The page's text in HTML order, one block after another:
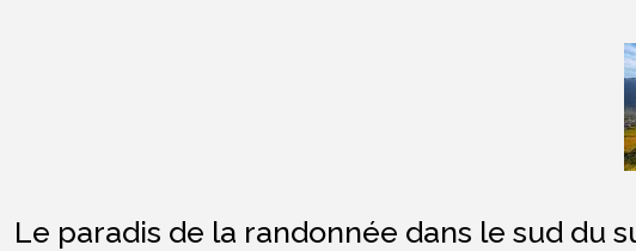
Le paradis de la randonnée dans le sud du